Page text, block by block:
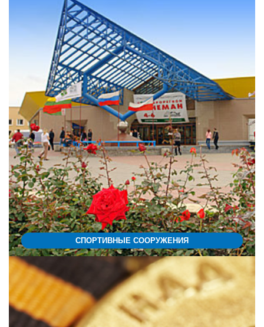
СПОРТИВНЫЕ СООРУЖЕНИЯ